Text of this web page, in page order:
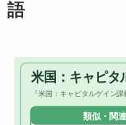
語